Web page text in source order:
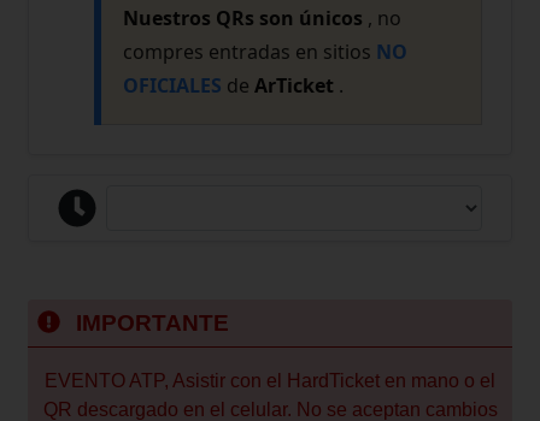
Nuestros QRs son únicos , no
compres entradas en sitios NO
OFICIALES de ArTicket .
IMPORTANTE
EVENTO ATP, Asistir con el HardTicket en mano o el
QR descargado en el celular. No se aceptan cambios